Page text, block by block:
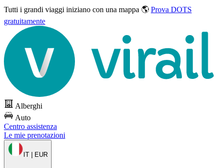
Tutti i grandi viaggi iniziano con una mappa 🌎 Prova DOTS
gratuitamente
Alberghi
Auto
Centro assistenza
Le mie prenotazioni
IT | EUR